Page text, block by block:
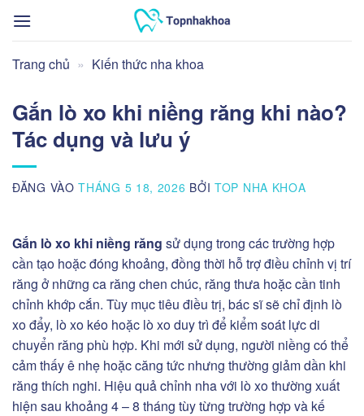
qua
dung
Trang chủ » Kiến thức nha khoa
Gắn lò xo khi niềng răng khi nào?
Tác dụng và lưu ý
ĐĂNG VÀOTHÁNG 5 18, 2026 BỞITOP NHA KHOA
Gắn lò xo khi niềng răng sử dụng trong các trường hợp
cần tạo hoặc đóng khoảng, đồng thời hỗ trợ điều chỉnh vị trí
răng ở những ca răng chen chúc, răng thưa hoặc cần tinh
chỉnh khớp cắn. Tùy mục tiêu điều trị, bác sĩ sẽ chỉ định lò
xo đẩy, lò xo kéo hoặc lò xo duy trì để kiểm soát lực di
chuyển răng phù hợp. Khi mới sử dụng, người niềng có thể
cảm thấy ê nhẹ hoặc căng tức nhưng thường giảm dần khi
răng thích nghi. Hiệu quả chỉnh nha với lò xo thường xuất
hiện sau khoảng 4 – 8 tháng tùy từng trường hợp và kế